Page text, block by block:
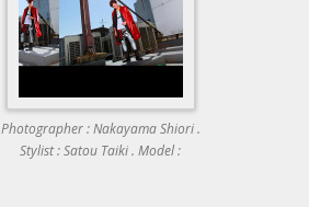
Photographer : Nakayama Shiori .
Stylist : Satou Taiki . Model :